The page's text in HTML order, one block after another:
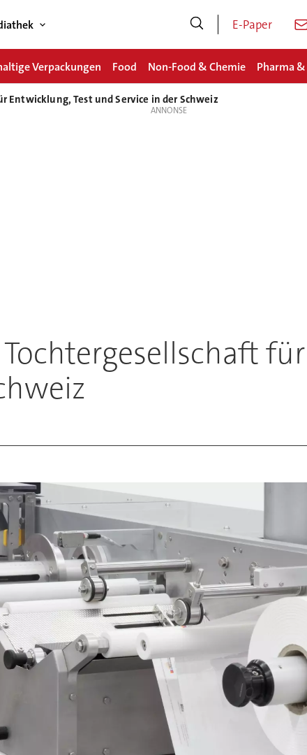
E-Paper
Verpackungen Food Non-Food & Chemie Pharma
Entwicklung, Test und Service in der Schweiz